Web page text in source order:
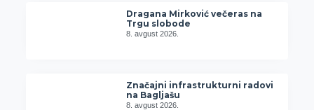
Dragana Mirković večeras na
Trgu slobode
8. avgust 2026.
Značajni infrastrukturni radovi
na Bagljašu
8. avgust 2026.